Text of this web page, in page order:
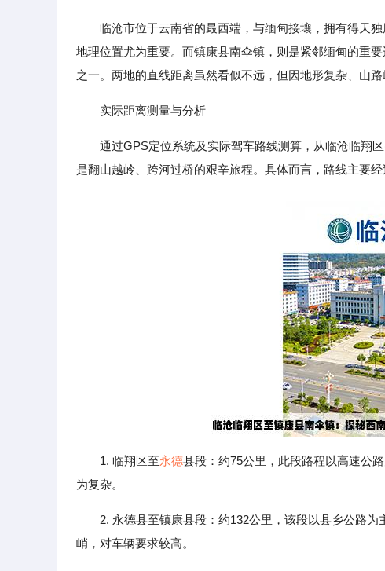
临沧市位于云南省的最西端，与缅甸接壤，拥有得天
地理位置尤为重要。而镇康县南伞镇，则是紧邻缅甸的重
之一。两地的直线距离虽然看似不远，但因地形复杂、山路
实际距离测量与分析
通过GPS定位系统及实际驾车路线测算，从临沧临翔
是翻山越岭、跨河过桥的艰辛旅程。具体而言，路线主要经
1. 临翔区至永德县段：约75公里，此段路程以高速公
为复杂。
2. 永德县至镇康县段：约132公里，该段以县乡公路
峭，对车辆要求较高。